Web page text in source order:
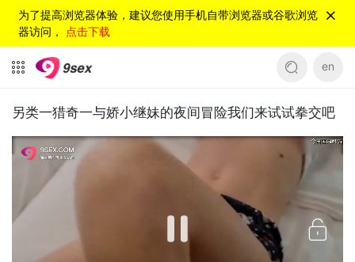
为了提高浏览器体验，建议您使用手机自带浏览器或谷歌浏览
器访问， 点击下载
en
另类一猎奇一与娇小继妹的夜间冒险我们来试试拳交吧